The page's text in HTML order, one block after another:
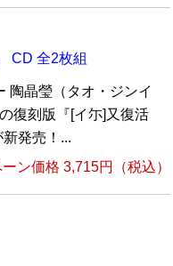
CD 全2枚組
陶晶瑩（タオ・ジンイ
復刻版『[イ尓]又復活
発売！...
ン価格 3,715円（税込）